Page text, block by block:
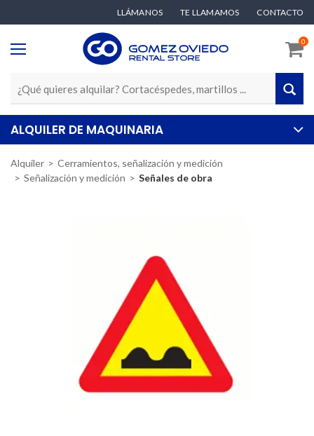
LLÁMANOS TE LLAMAMOS CONTACTO
0
ALQUILER DE MAQUINARIA
Alquiler
Cerramientos, señalización y medición
Señalización y medición
Señales de obra